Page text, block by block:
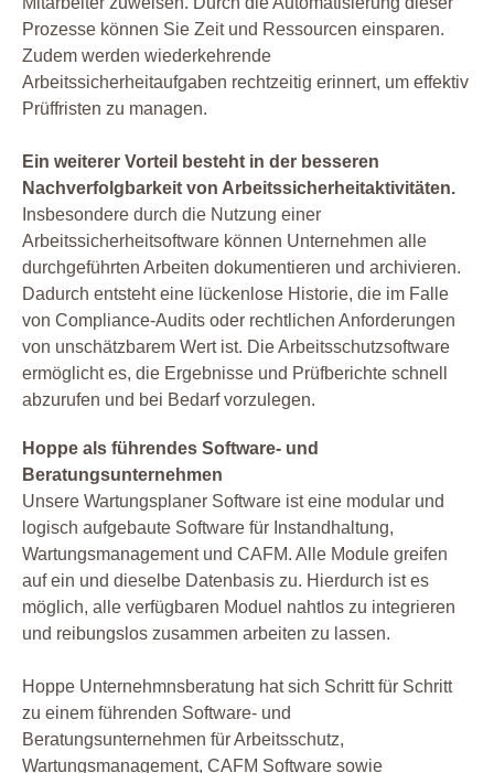
Prozesse können Sie Zeit und Ressourcen einsparen.
Zudem werden wiederkehrende
Arbeitssicherheitaufgaben rechtzeitig erinnert, um effektiv
Prüffristen zu managen.
Ein weiterer Vorteil besteht in der besseren
Nachverfolgbarkeit von Arbeitssicherheitaktivitäten.
Insbesondere durch die Nutzung einer
Arbeitssicherheitsoftware können Unternehmen alle
durchgeführten Arbeiten dokumentieren und archivieren.
Dadurch entsteht eine lückenlose Historie, die im Falle
von Compliance-Audits oder rechtlichen Anforderungen
von unschätzbarem Wert ist. Die Arbeitsschutzsoftware
ermöglicht es, die Ergebnisse und Prüfberichte schnell
abzurufen und bei Bedarf vorzulegen.
Hoppe als führendes Software- und
Beratungsunternehmen
Unsere Wartungsplaner Software ist eine modular und
logisch aufgebaute Software für Instandhaltung,
Wartungsmanagement und CAFM. Alle Module greifen
auf ein und dieselbe Datenbasis zu. Hierdurch ist es
möglich, alle verfügbaren Moduel nahtlos zu integrieren
und reibungslos zusammen arbeiten zu lassen.
Hoppe Unternehmnsberatung hat sich Schritt für Schritt
zu einem führenden Software- und
Beratungsunternehmen für Arbeitsschutz,
Wartungsmanagement, CAFM Software sowie